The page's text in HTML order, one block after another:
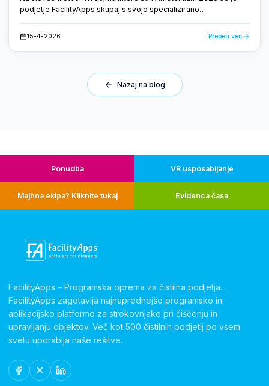
podjetje FacilityApps skupaj s svojo specializirano
zmagovalca. Inovativno VR-izobraževanje za čistilce je prejelo
15-4-2026 Preberi več
Nazaj na blog
Ponudba VR usposabljanje
Majhna ekipa? Kliknite tukaj Evidenca časa
FacilityApps – Programska oprema za čistilna podjetja.
FacilityApps zagotavlja najnaprednejšo programsko in
aplikacijsko platformo za strokovnjake pri čiščenju in
upravljanju objektov. Več kot 500 čistilnih podjetij po vsem
svetu uporablja naše rešitve.